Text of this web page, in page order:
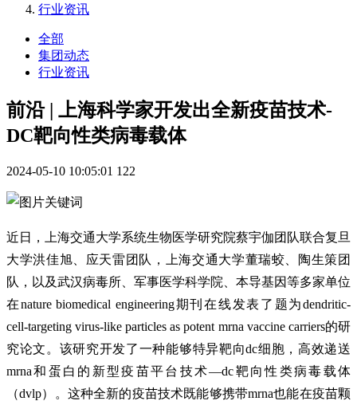
行业资讯
全部
集团动态
行业资讯
前沿 | 上海科学家开发出全新疫苗技术-
DC靶向性类病毒载体
2024-05-10 10:05:01 122
近日，上海交通大学系统生物医学研究院蔡宇伽团队联合复旦
大学洪佳旭、应天雷团队，上海交通大学董瑞蛟、陶生策团
队，以及武汉病毒所、军事医学科学院、本导基因等多家单位
在nature biomedical engineering期刊在线发表了题为dendritic-
cell-targeting virus-like particles as potent mrna vaccine carriers的研
究论文。该研究开发了一种能够特异靶向dc细胞，高效递送
mrna和蛋白的新型疫苗平台技术—dc靶向性类病毒载体
（dvlp）。这种全新的疫苗技术既能够携带mrna也能在疫苗颗